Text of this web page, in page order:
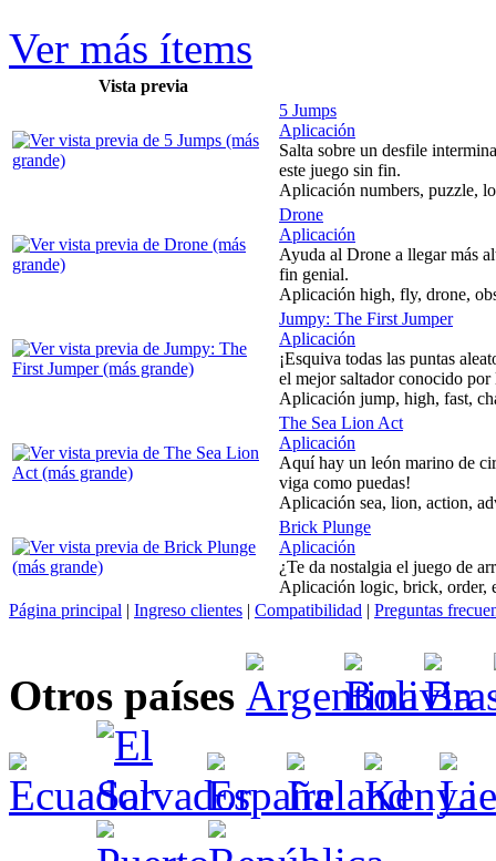
Ver más ítems
Vista previa
5 Jumps
Aplicación
Salta sobre un desfile
este juego sin fin.
Aplicación numbers, puzzle,
Drone
Aplicación
Ayuda al Drone a llegar más
fin genial.
Aplicación high, fly, drone,
Jumpy: The First Jumper
Aplicación
¡Esquiva todas las puntas
el mejor saltador conocido
Aplicación jump, high, fast,
The Sea Lion Act
Aplicación
Aquí hay un león marino de
viga como puedas!
Aplicación sea, lion, action,
Brick Plunge
Aplicación
¿Te da nostalgia el juego de
Aplicación logic, brick, order,
Página principal | Ingreso clientes | Compatibilidad | Preguntas
Otros países